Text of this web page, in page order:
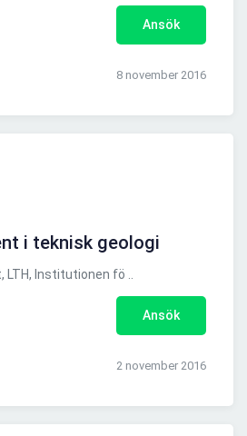
Ansök
8 november 2016
i teknisk geologi
LTH, Institutionen fö ..
Ansök
2 november 2016